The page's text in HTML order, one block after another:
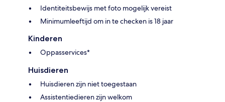
Identiteitsbewijs met foto mogelijk vereist
Minimumleeftijd om in te checken is 18 jaar
Kinderen
Oppasservices*
Huisdieren
Huisdieren zijn niet toegestaan
Assistentiedieren zijn welkom